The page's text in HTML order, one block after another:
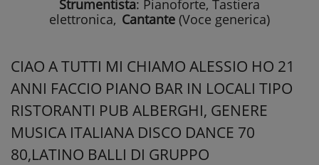
Strumentista: Pianoforte, Tastiera
elettronica, Cantante (Voce generica)
CIAO A TUTTI MI CHIAMO ALESSIO HO 21
ANNI FACCIO PIANO BAR IN LOCALI TIPO
RISTORANTI PUB ALBERGHI, GENERE
MUSICA ITALIANA DISCO DANCE 70
80,LATINO BALLI DI GRUPPO